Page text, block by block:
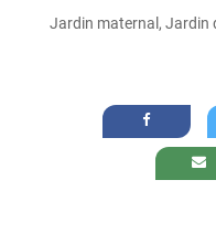
Jardin maternal, Jardin